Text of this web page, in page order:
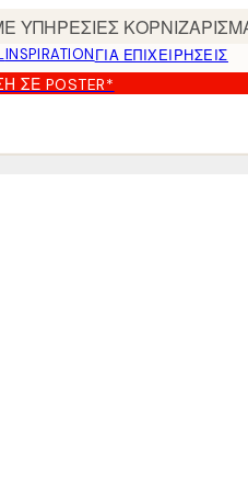
INSPIRATIONΓΙΑ ΕΠΙΧΕΙΡΗΣΕΙΣ
ΣΕ POSTER*